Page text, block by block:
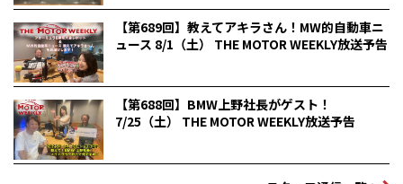
【第689回】教えてアキラさん！MW的自動車ニ
ュース 8/1（土） THE MOTOR WEEKLY放送予告
【第688回】BMW上野社長がゲスト！
7/25（土） THE MOTOR WEEKLY放送予告